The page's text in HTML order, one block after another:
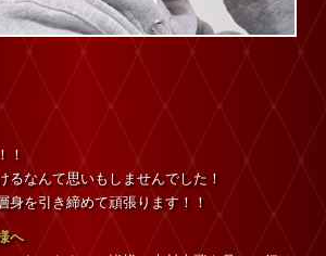
！
るなんて思いもしませんでした！
身を引き締めて頑張ります！！
へ